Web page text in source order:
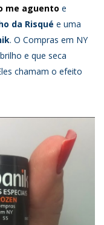
me aguento e
da Risqué e uma
. O Compras em NY
e que seca
chamam o efeito